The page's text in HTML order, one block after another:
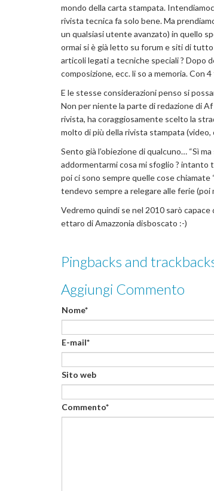
mondo della carta stampata.
rivista tecnica fa solo bene. Ma
un qualsiasi utente avanzato) in quello
ormai si è già letto su forum e siti di
articoli legati a tecniche speciali ? Dopo
composizione, ecc. li so a memoria.
E le stesse considerazioni penso si
Non per niente la parte di redazione di
rivista, ha coraggiosamente scelto la
molto di più della rivista stampata (video,
Sento già l’obiezione di qualcuno… “Sì
addormentarmi cosa mi sfoglio ? intanto
poi ci sono sempre quelle cose
tendevo sempre a relegare alle ferie
Vedremo quindi se nel 2010 sarò
ettaro di Amazzonia disboscato :-)
Pingbacks and
Aggiungi Commento
Nome*
E-mail*
Sito web
Commento*